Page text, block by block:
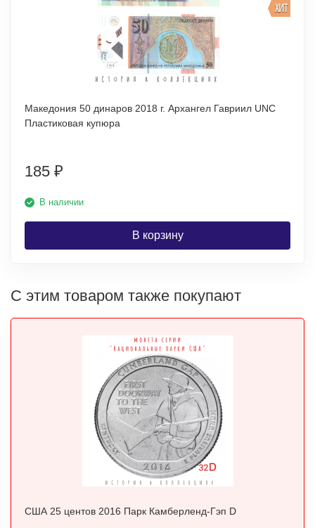
ХИТ
Македония 50 динаров 2018 г. Архангел Гавриил UNC
Пластиковая купюра
185 ₽
В наличии
В корзину
С этим товаром также покупают
США 25 центов 2016 Парк Камберленд-Гэп D